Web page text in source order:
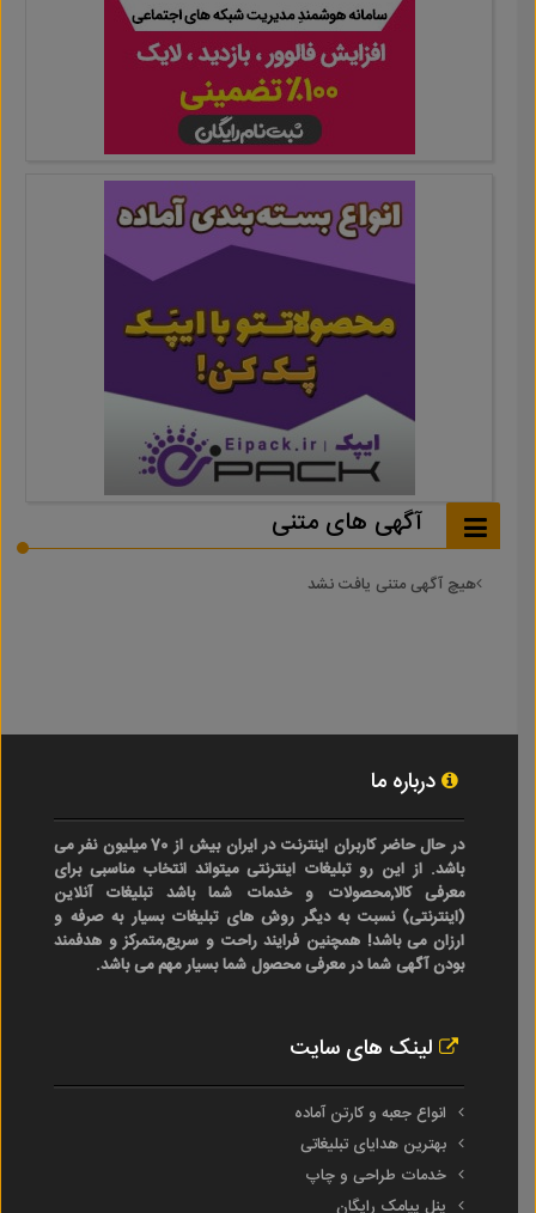
آگهی های متنی
هیچ آگهی متنی یافت نشد
درباره ما
در حال حاضر کاربران اینترنت در ایران بیش از 70 میلیون نفر می
باشد. از این رو تبلیغات اینترنتی میتواند انتخاب مناسبی برای
معرفی کالا,محصولات و خدمات شما باشد تبلیغات آنلاین
(اینترنتی) نسبت به دیگر روش های تبلیغات بسیار به صرفه و
ارزان می باشد! همچنین فرایند راحت و سریع,متمرکز و هدفمند
بودن آگهی شما در معرفی محصول شما بسیار مهم می باشد.
لینک های سایت
انواع جعبه و کارتن آماده
بهترین هدایای تبلیغاتی
خدمات طراحی و چاپ
پنل پیامک رایگان